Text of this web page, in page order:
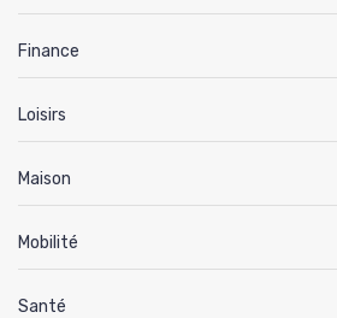
Finance
Loisirs
Maison
Mobilité
Santé